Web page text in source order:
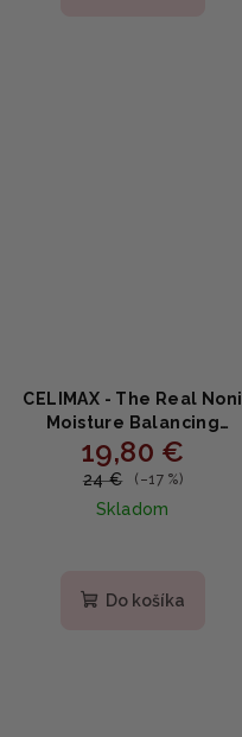
CELIMAX - The Real Noni
Moisture Balancing
Toner - Hydratačný a
revitalizačný pleťový
toner s extraktom Noni
150ml
19,80 €
24 € (–17 %)
Skladom
produktu
Do košíka